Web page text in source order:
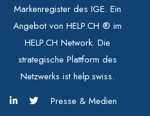
Markenregister des IGE. Ein
Angebot von HELP.CH ® im
HELP.CH Network. Die
strategische Plattform des
Netzwerks ist help.swiss.
Presse & Medien